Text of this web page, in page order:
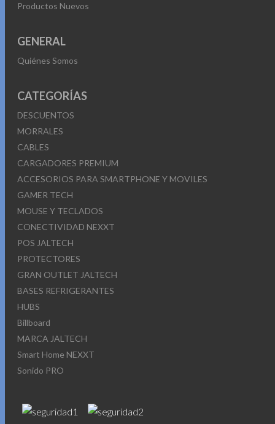
Productos Nuevos
GENERAL
Quiénes Somos
CATEGORÍAS
DESCUENTOS
MORRALES
CABLES
CARGADORES PREMIUM
ACCESORIOS PARA SMARTPHONE Y MOVILES
GAMER TECH
MOUSE Y TECLADOS
CONECTIVIDAD NEXXT
POS JALTECH
PROTECTORES
GRAN OUTLET JALTECH
BASES REFRIGERANTES
HUBS
Billboard
MARCA JALTECH
Smart Home NEXXT
Sonido PRO